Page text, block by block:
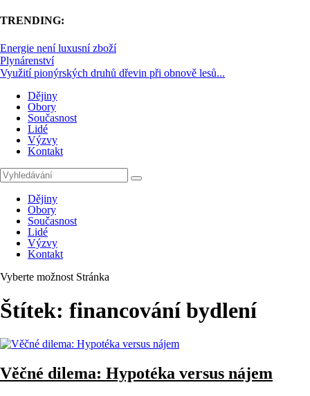
TRENDING:
Energie není luxusní zboží
Plynárenství
Využití pionýrských druhů dřevin při obnově lesů...
Dějiny
Obory
Současnost
Lidé
Výzvy
Kontakt
Dějiny
Obory
Současnost
Lidé
Výzvy
Kontakt
Vyberte možnost Stránka
Štítek: financování bydlení
Věčné dilema: Hypotéka versus nájem